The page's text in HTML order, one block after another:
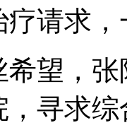
疗请求
望，
寻求